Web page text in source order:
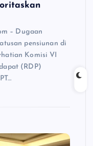
– Dugaan
pensiunan di
Komisi VI
(RDP)